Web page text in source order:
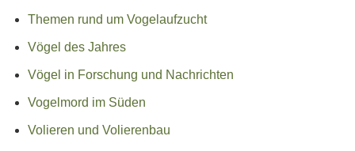
Themen rund um Vogelaufzucht
Vögel des Jahres
Vögel in Forschung und Nachrichten
Vogelmord im Süden
Volieren und Volierenbau